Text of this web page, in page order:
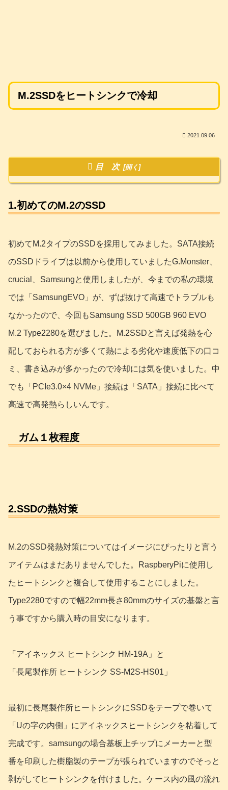
M.2SSDをヒートシンクで冷却
2021.09.06
目 次
1.初めてのM.2のSSD
初めてM.2タイプのSSDを採用してみました。SATA接続
のSSDドライブは以前から使用していましたG.Monster、
crucial、Samsungと使用しましたが、今までの私の環境
では「SamsungEVO」が、ずば抜けて高速でトラブルも
なかったので、今回もSamsung SSD 500GB 960 EVO
M.2 Type2280を選びました。M.2SSDと言えば発熱を心
配しておられる方が多くて熱による劣化や速度低下の口コ
ミ、書き込みが多かったので冷却には気を使いました。中
でも「PCIe3.0×4 NVMe」接続は「SATA」接続に比べて
高速で高発熱らしいんです。
ガム１枚程度
2.SSDの熱対策
M.2のSSD発熱対策についてはイメージにぴったりと言う
アイテムはまだありませんでした。RaspberyPiに使用し
たヒートシンクと複合して使用することにしました。
Type2280ですので幅22mm長さ80mmのサイズの基盤と言
う事ですから購入時の目安になります。
「アイネックス ヒートシンク HM-19A」と
「長尾製作所 ヒートシンク SS-M2S-HS01」
最初に長尾製作所ヒートシンクにSSDをテープで巻いて
「Uの字の内側」にアイネックスヒートシンクを粘着して
完成です。samsungの場合基板上チップにメーカーと型
番を印刷した樹脂製のテープが張られていますのでそっと
剥がしてヒートシンクを付けました。ケース内の風の流れ